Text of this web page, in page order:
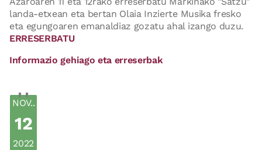
NOV..
12
2022
landa-etxean eta bertan Olaia Inzierte Musika fresko
eta egungoaren emanaldiaz gozatu ahal izango duzu.
ERRESERBATU
Informazio gehiago eta erreserbak